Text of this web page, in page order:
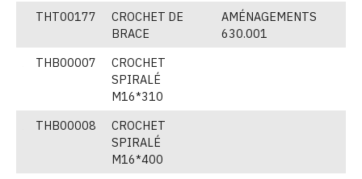
THT00177
CROCHET DE
BRACE
AMÉNAGEMENTS
630.001
THB00007
CROCHET
SPIRALÉ
M16*310
THB00008
CROCHET
SPIRALÉ
M16*400